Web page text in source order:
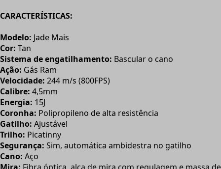
CARACTERÍSTICAS:
Modelo: Jade Mais
Cor: Tan
Sistema de engatilhamento: Bascular o cano
Ação: Gás Ram
Velocidade: 244 m/s (800FPS)
Calibre: 4,5mm
Energia: 15J
Coronha: Polipropileno de alta resistência
Gatilho: Ajustável
Trilho: Picatinny
Segurança: Sim, automática ambidestra no gatilho
Cano: Aço